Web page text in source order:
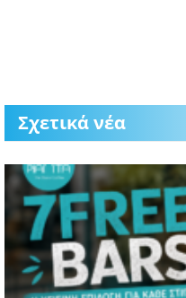
Σχετικά νέα